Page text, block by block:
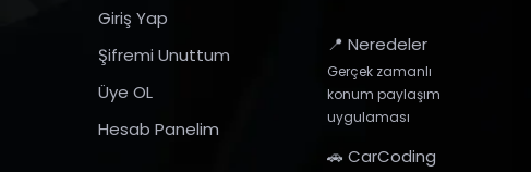
Giriş Yap
Şifremi Unuttum
Üye OL
Hesab Panelim
📍 Neredeler
Gerçek zamanlı
konum paylaşım
uygulaması
🚗 CarCoding